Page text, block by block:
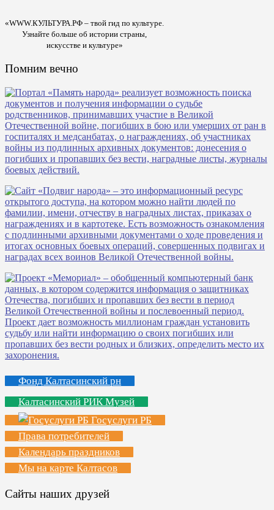
«WWW.КУЛЬТУРА.РФ – твой гид по культуре.
Узнайте больше об истории страны,
искусстве и культуре»
Помним вечно
Фонд Калтасинский рн
Калтасинский РИК Музей
Госуслуги РБ
Права потребителей
Календарь праздников
Мы на карте Калтасов
Сайты наших друзей